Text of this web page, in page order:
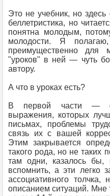
Это не учебник, но
беллетристика, но
понятна молодым,
молодости. Я
преимущественно для
"уроков" в ней — чуть
автору.
А что в уроках есть?
В первой части —
выражения, которых
письмах, проблемы
связь их с вашей
Этим закрывается
такого рода, но не таких
там одни, казалось
вспомнить, а эти легко
ассоциативного толчка,
описанием ситуаций. Мне